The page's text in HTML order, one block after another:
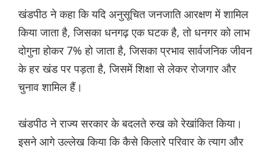
खंडपीठ ने कहा कि यदि अनुसूचित जनजाति आरक्षण में शामिल
किया जाता है, जिसका धनगढ़ एक घटक है, तो धनगर को लाभ
दोगुना होकर 7% हो जाता है, जिसका प्रभाव सार्वजनिक जीवन
के हर खंड पर पड़ता है, जिसमें शिक्षा से लेकर रोजगार और
चुनाव शामिल हैं।
खंडपीठ ने राज्य सरकार के बदलते रुख को रेखांकित किया।
इसने आगे उल्लेख किया कि कैसे किलारे परिवार के त्याग और